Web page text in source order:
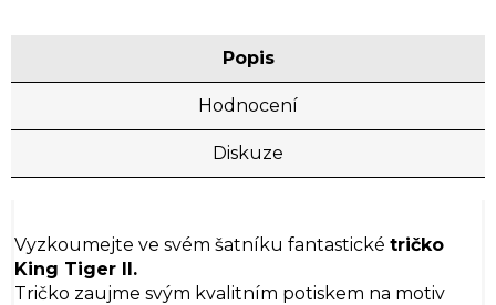
Popis
Hodnocení
Diskuze
Vyzkoumejte ve svém šatníku fantastické tričko
King Tiger II.
Tričko zaujme svým kvalitním potiskem na motiv